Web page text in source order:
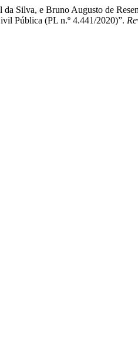
da Silva, e Bruno Augusto de
Pública (PL n.º 4.441/2020)”.